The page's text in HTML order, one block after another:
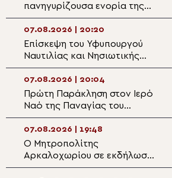
πανηγυρίζουσα ενορία της
Μεταμορφώσεως του
Σωτήρος στην Αίγινα
07.08.2026 | 20:20
Επίσκεψη του Υφυπουργού
Ναυτιλίας και Νησιωτικής
Πολιτικής στον Μητροπολίτη
Λέρου
07.08.2026 | 20:04
Πρώτη Παράκληση στον Ιερό
Ναό της Παναγίας του
Κάστρου Λέρου
07.08.2026 | 19:48
Ο Μητροπολίτης
Αρκαλοχωρίου σε εκδήλωση
για τα θύματα της